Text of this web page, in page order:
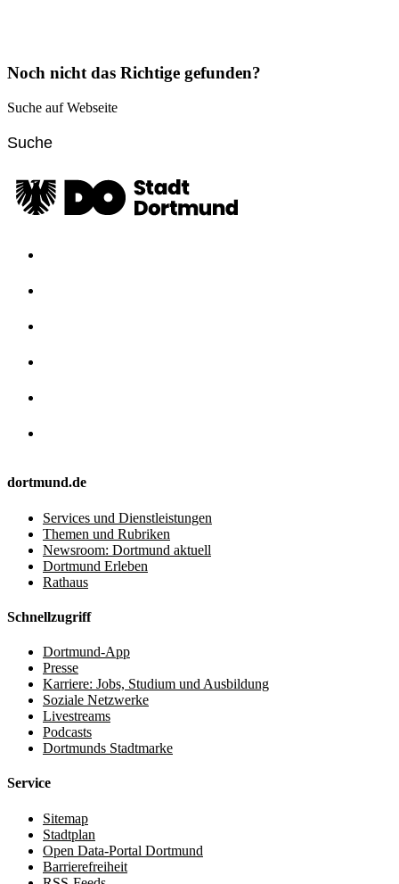
Noch nicht das Richtige gefunden?
Suche auf Webseite
dortmund.de
Services und Dienstleistungen
Themen und Rubriken
Newsroom: Dortmund aktuell
Dortmund Erleben
Rathaus
Schnellzugriff
Dortmund-App
Presse
Karriere: Jobs, Studium und Ausbildung
Soziale Netzwerke
Livestreams
Podcasts
Dortmunds Stadtmarke
Service
Sitemap
Stadtplan
Open Data-Portal Dortmund
Barrierefreiheit